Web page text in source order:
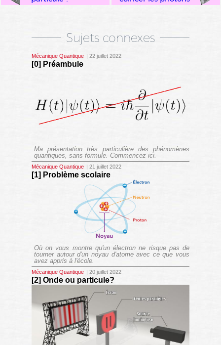
Sujets connexes
Mécanique Quantique | 22 juillet 2022
[0] Préambule
Ma présentation très particulière des phénomènes
quantiques, sans formule. Commencez ici.
Mécanique Quantique | 21 juillet 2022
[1] Problème scolaire
Où on vous montre qu'un électron ne risque pas de
tourner autour d'un noyau d'atome avec ce que vous
avez appris à l'école.
Mécanique Quantique | 20 juillet 2022
[2] Onde ou particule?